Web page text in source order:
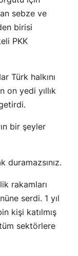
sebze ve
birisi
PKK
Türk halkını
on yedi yıllık
bir şeyler
duramazsınız.
rakamları
serdi. 1 yıl
kişi katılmış
sektörlere